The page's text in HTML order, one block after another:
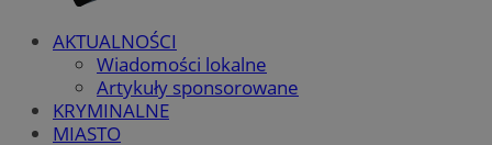
AKTUALNOŚCI
Wiadomości lokalne
Artykuły sponsorowane
KRYMINALNE
MIASTO